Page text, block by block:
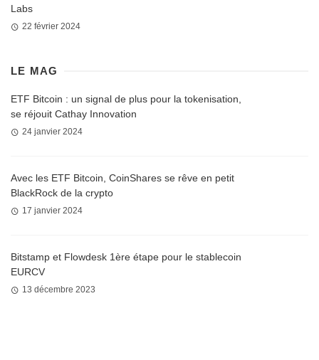
Labs
22 février 2024
LE MAG
ETF Bitcoin : un signal de plus pour la tokenisation,
se réjouit Cathay Innovation
24 janvier 2024
Avec les ETF Bitcoin, CoinShares se rêve en petit
BlackRock de la crypto
17 janvier 2024
Bitstamp et Flowdesk 1ère étape pour le stablecoin
EURCV
13 décembre 2023